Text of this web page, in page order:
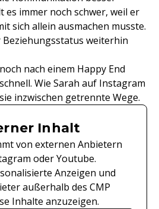
es immer noch schwer, weil er
sich allein ausmachen musste.
weiterhin
nach einem Happy End
Wie Sarah auf Instagram
inzwischen getrennte Wege.
Inhalt
von externen Anbietern
oder Youtube.
Anzeigen und
außerhalb des CMP
Inhalte anzuzeigen.